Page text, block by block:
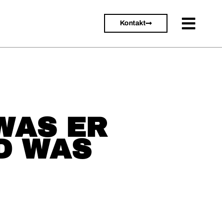
Kontakt
ER
WAS